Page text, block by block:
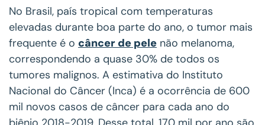
No Brasil, país tropical com temperaturas
elevadas durante boa parte do ano, o tumor mais
frequente é o câncer de pele não melanoma,
correspondendo a quase 30% de todos os
tumores malignos. A estimativa do Instituto
Nacional do Câncer (Inca) é a ocorrência de 600
mil novos casos de câncer para cada ano do